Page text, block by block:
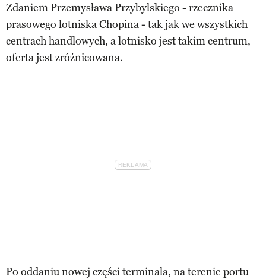
Zdaniem Przemysława Przybylskiego - rzecznika
prasowego lotniska Chopina - tak jak we wszystkich
centrach handlowych, a lotnisko jest takim centrum,
oferta jest zróżnicowana.
Po oddaniu nowej części terminala, na terenie portu